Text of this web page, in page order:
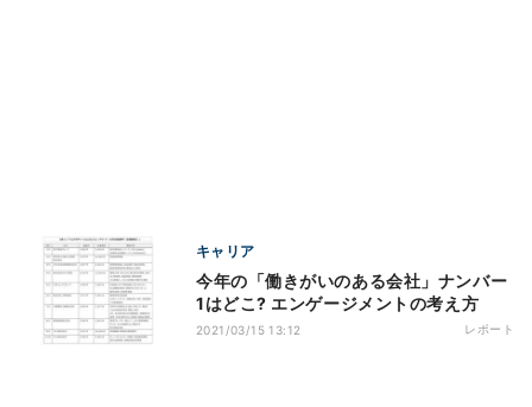
キャリア
今年の「働きがいのある会社」ナンバー
1はどこ? エンゲージメントの考え方
2021/03/15 13:12 レポート